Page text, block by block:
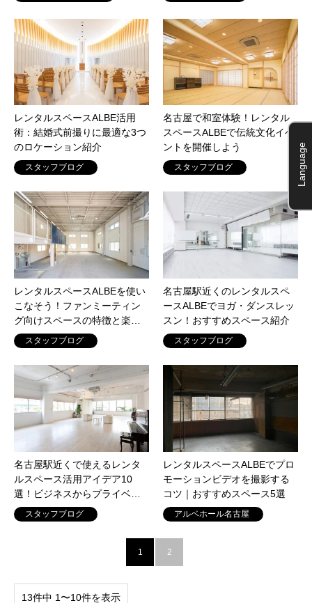
レンタルスペースALBE活用
術：結婚式前撮りに最適な3つ
のロケーション紹介
スタッフブログ
名古屋で和室体験！レンタル
スペースALBEで伝統文化イベ
ントを開催しよう
スタッフブログ
レンタルスペースALBEを使い
こなそう！ファンミーティン
グ向けスペースの特徴と楽…
スタッフブログ
名古屋駅近くのレンタルスペ
ースALBEでヨガ・ダンスレッ
スン！おすすめスペース紹介
スタッフブログ
名古屋駅近くで使えるレンタ
ルスペース活用アイデア10
選！ビジネスからプライベ…
スタッフブログ
レンタルスペースALBEでプロ
モーションビデオを撮影する
コツ｜おすすめスペース5選
アルベホール名古屋
1 2
13件中 1〜10件を表示
Language